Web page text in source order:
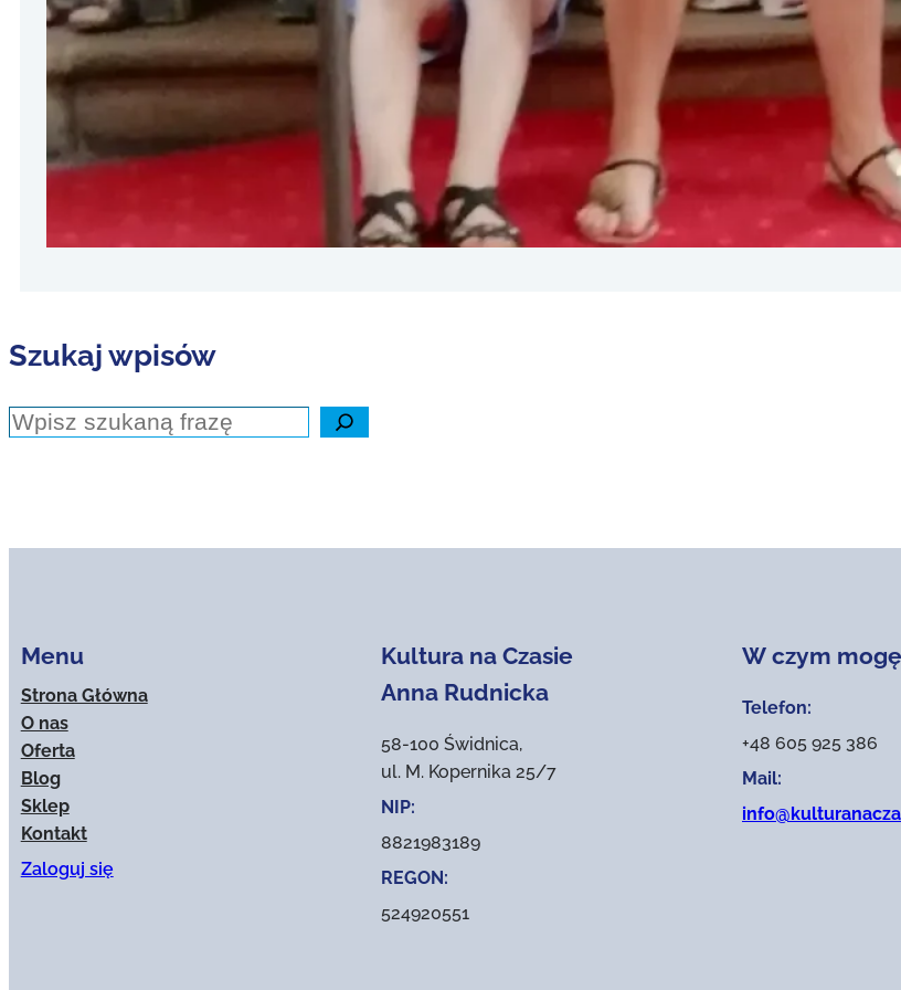
11 lipca 2024
Dlaczego warto do was zajrzeć? Wakacje to doskonały
Dla pracowników instytucji kultury to czas zwiększonej
planowania letniego wypoczynku warto zwrócić uwagę
interesującą alternatywę dla typowych atrakcji
czy domów kultury oferuje specjalne letnie programy,…
Szukaj wpisów
Szukaj
Menu
Strona Główna
O nas
Oferta
Blog
Sklep
Kontakt
Zaloguj się
Kultura na Czasie
Anna Rudnicka
58-100 Świdnica,
ul. M. Kopernika 25/7
NIP:
8821983189
REGON:
524920551
W czym
Telefon:
+48 605 925 386
Mail: